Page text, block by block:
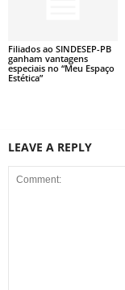
Filiados ao SINDESEP-PB
ganham vantagens
especiais no “Meu Espaço
Estética”
LEAVE A REPLY